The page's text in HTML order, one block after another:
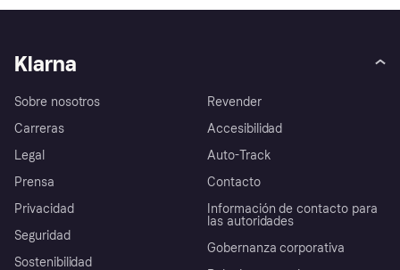
Klarna
Sobre nosotros
Carreras
Legal
Prensa
Privacidad
Seguridad
Sostenibilidad
Revender
Accesibilidad
Auto-Track
Contacto
Información de contacto para
las autoridades
Gobernanza corporativa